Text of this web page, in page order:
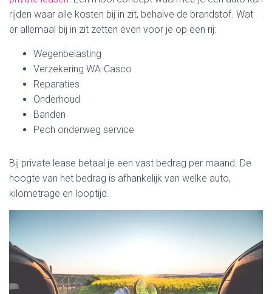
rijden waar alle kosten bij in zit, behalve de brandstof. Wat
er allemaal bij in zit zetten even voor je op een rij:
Wegenbelasting
Verzekering WA-Casco
Reparaties
Onderhoud
Banden
Pech onderweg service
Bij private lease betaal je een vast bedrag per maand. De
hoogte van het bedrag is afhankelijk van welke auto,
kilometrage en looptijd.